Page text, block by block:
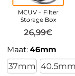
MCUV + Filter
Storage Box
26,99€
Maat:46mm
37mm 40.5mm